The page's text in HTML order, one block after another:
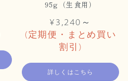
95g（生食用）
¥3,240～
(定期便・まとめ買い
割引)
詳しくはこちら